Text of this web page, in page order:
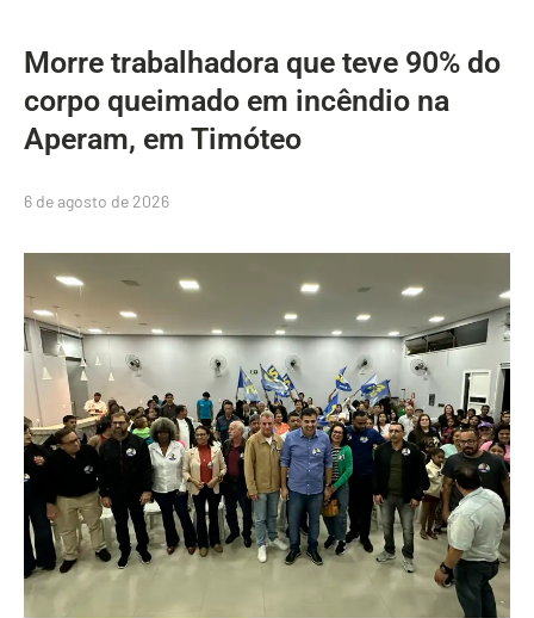
Morre trabalhadora que teve 90% do
corpo queimado em incêndio na
Aperam, em Timóteo
6 de agosto de 2026